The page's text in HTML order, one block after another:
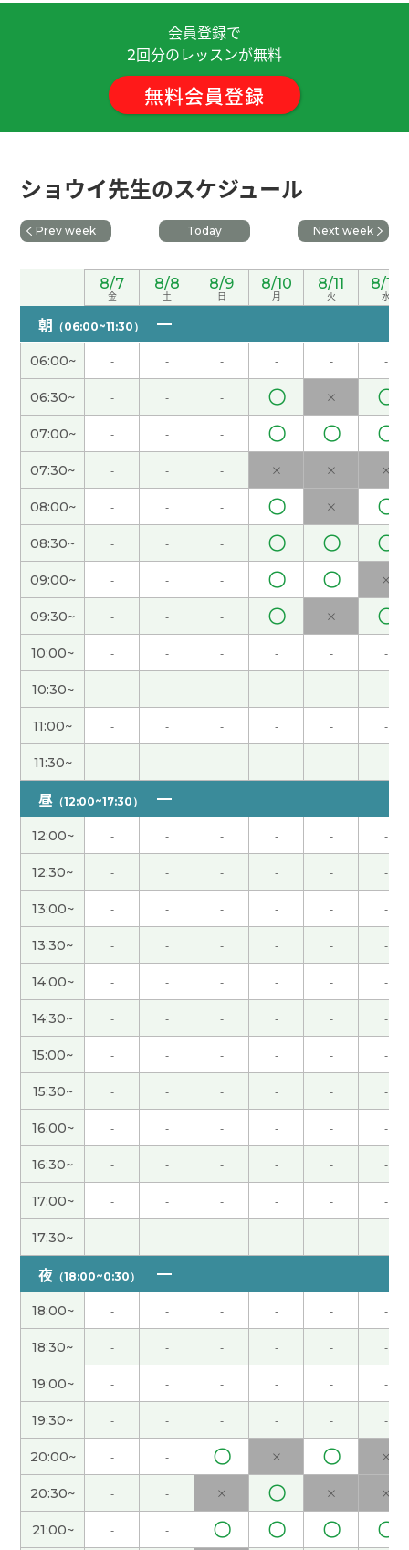
谢谢老师！我会努力学习的。( 30代 女性 )
因为暑假的时候学生很多，所以我的工作很忙。我
秋天打算回国。( 女性 )
面。( 女性 )
您参加志愿者活动真了不起，我很敬佩您！ ( 女性 )
今天我休息。我在家一边看YouTube一边学中文。
女性 )
好久不见、今天聊得很开心、谢谢老师。期待下次
见!( 男性 )
还好,没有以前那么忙了。 ( 女性 )
端午节休息，但是还没有什么安排。如果没有安排
的话，我打算在家好好休息。
( 女性 )
下次见!( 女性 )
是啊。年纪越来越大，我觉得时间过得越来越快。
女性 )
今天谢谢你：）
外面非常热，但是我的办公室有点儿冷，因为空调
开得很大。
愉快的交谈。 谢谢！ ( 40代 男性 )
我做的菜很简单，用不了三十分钟。哈哈( 女性 )
谢谢！！
今天我也上班，时间和平日一样。 ( 女性 )
いつも楽しく話していただきありがとうございま
す！( 40代 男性 )
我打算一直在家,因为我不喜欢去人太多的地方。(
女性 )
还是你要参加义务活动吗?( 女性 )
我也这么想。以前我节假日去旅游，太累了。
)
因为黄金周我们学校有课，所以假期很短。我不能
回国，很遗憾。
你参加什么样的义务活动?( 女性 )
我喜欢吃意大利菜，所以今天晚饭吃了萨莉亚的外
卖。( 女性 )
大连还是很冷啊。 最近听说日本的樱花开得很漂
亮。( 女性 )
会員登録で
2回分のレッスンが無料
無料会員登録
ショウイ先生のスケジュール
Prev week Today Next week
8/7
金
8/8
土
8/9
日
8/10
月
8/11
火
8/12
水
朝 （06:00~11:30）
06:00~ - - - - - -
06:30~ - - - 〇 × 〇
07:00~ - - - 〇 〇 〇
07:30~ - - - × × ×
08:00~ - - - 〇 × 〇
08:30~ - - - 〇 〇 〇
09:00~ - - - 〇 〇 ×
09:30~ - - - 〇 × 〇
10:00~ - - - - - -
10:30~ - - - - - -
11:00~ - - - - - -
11:30~ - - - - - -
昼 （12:00~17:30）
12:00~ - - - - - -
12:30~ - - - - - -
13:00~ - - - - - -
13:30~ - - - - - -
14:00~ - - - - - -
14:30~ - - - - - -
15:00~ - - - - - -
15:30~ - - - - - -
16:00~ - - - - - -
16:30~ - - - - - -
17:00~ - - - - - -
17:30~ - - - - - -
夜 （18:00~0:30）
18:00~ - - - - - -
18:30~ - - - - - -
19:00~ - - - - - -
19:30~ - - - - - -
20:00~ - - 〇 × 〇 ×
20:30~ - - × 〇 × ×
21:00~ - - 〇 〇 〇 〇